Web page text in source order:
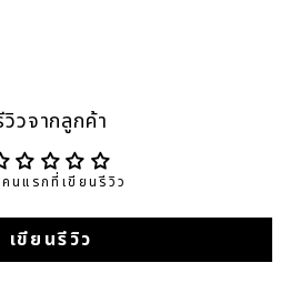
วิวจากลูกค้า
นแรกที่เขียนรีวิว
เขียนรีวิว